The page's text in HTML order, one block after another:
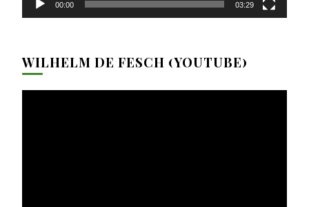
00:00 03:29
WILHELM DE FESCH (YOUTUBE)